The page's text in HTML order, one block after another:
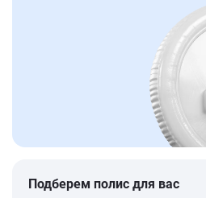
Подберем полис для вас